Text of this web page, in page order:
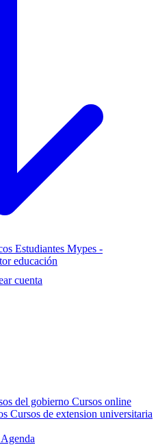
Estudiantes Mypes -
educación
cuenta
del gobierno Cursos online
Cursos de extension universitaria
Agenda